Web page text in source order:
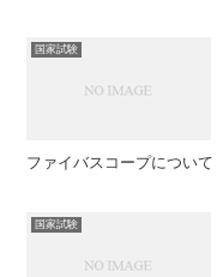
国家試験
ファイバスコープについて
国家試験